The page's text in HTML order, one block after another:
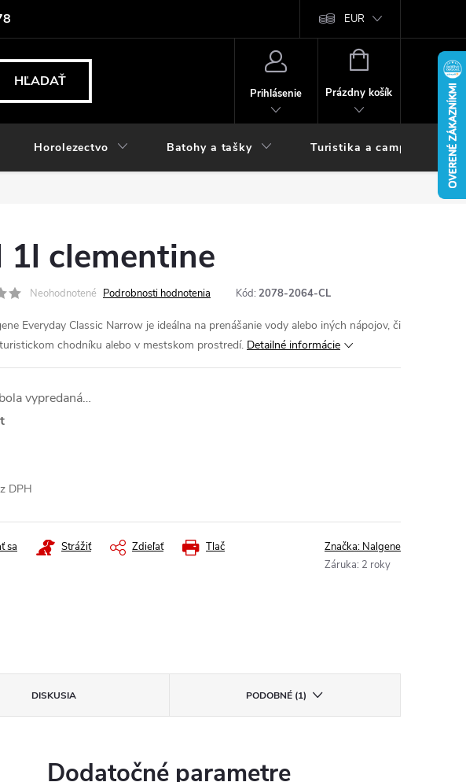
EUR
HĽADAŤ
Prihlásenie
NÁKUPNÝ
Prázdny košík
Horolezectvo Batohy a tašky Turistika a camping
1l clementine
Neohodnotené Podrobnosti hodnotenia Kód: 2078-2064-CL
Everyday Classic Narrow je ideálna na prenášanie vody alebo iných nápojov, či
chodníku alebo v mestskom prostredí. Detailné informácie
vypredaná…
DPH
Tlač
sa Strážiť Zdieľať Značka: Nalgene
Záruka: 2 roky
DISKUSIA PODOBNÉ (1)
Dodatočné parametre